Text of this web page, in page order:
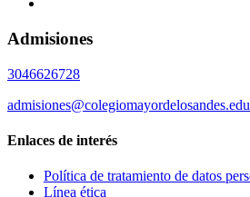
Admisiones
3046626728
Enlaces de interés
Política de tratamiento de datos
Línea ética